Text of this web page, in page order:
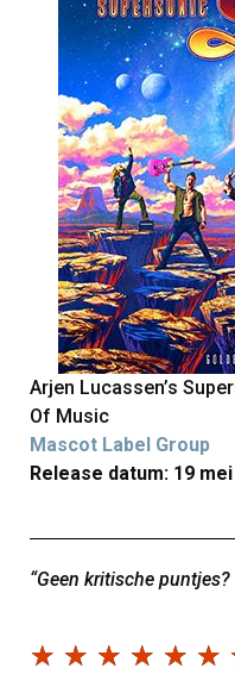
Arjen Lucassen’s
Of Music
Mascot Label Group
Release datum: 19
“Geen kritische puntjes?
☆ ☆ ☆ ☆ ☆ ☆